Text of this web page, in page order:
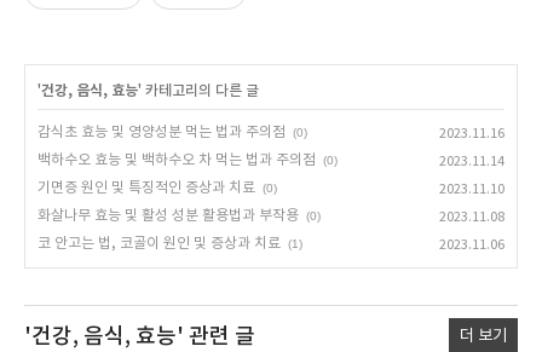
'건강, 음식, 효능' 카테고리의 다른 글
감식초 효능 및 영양성분 먹는 법과 주의점 (0)
2023.11.16
백하수오 효능 및 백하수오 차 먹는 법과 주의점
(0)
2023.11.14
기면증 원인 및 특징적인 증상과 치료 (0)
2023.11.10
화살나무 효능 및 활성 성분 활용법과 부작용 (0)
2023.11.08
코 안고는 법, 코골이 원인 및 증상과 치료 (1) 2023.11.06
'건강, 음식, 효능' 관련 글 더 보기